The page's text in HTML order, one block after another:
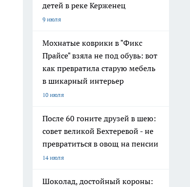
детей в реке Керженец
9 июля
Мохнатые коврики в "Фикс
Прайсе" взяла не под обувь: вот
как превратила старую мебель
в шикарный интерьер
10 июля
После 60 гоните друзей в шею:
совет великой Бехтеревой - не
превратиться в овощ на пенсии
14 июля
Шоколад, достойный короны: